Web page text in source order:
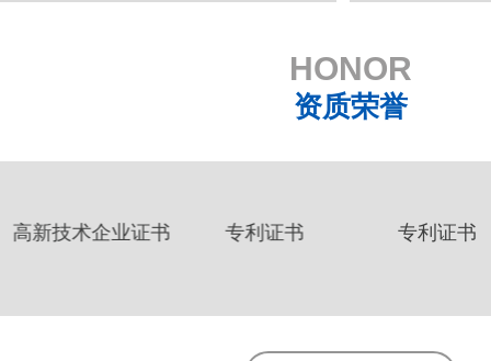
HONOR
资质荣誉
高新技术企业证书 专利证书 专利证书